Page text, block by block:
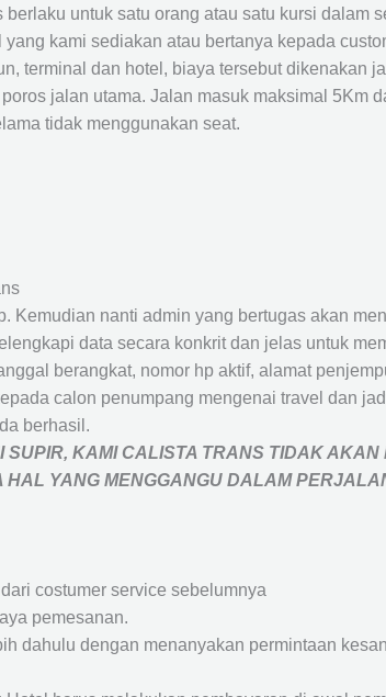
untuk satu orang atau satu kursi dalam
kami sediakan atau bertanya kepada
terminal dan hotel, biaya tersebut dikenakan
jalan utama. Jalan masuk maksimal 5Km
tidak menggunakan seat.
nanti admin yang bertugas akan
data secara konkrit dan jelas untuk
berangkat, nomor hp aktif, alamat
calon penumpang mengenai travel dan
berhasil.
SUPIR, KAMI CALISTA TRANS TIDAK AKAN
YANG MENGGANGU DALAM
costumer service sebelumnya
pemesanan.
dahulu dengan menanyakan permintaan